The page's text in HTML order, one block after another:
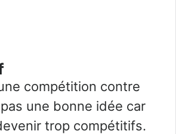
compétition contre
une bonne idée car
trop compétitifs.